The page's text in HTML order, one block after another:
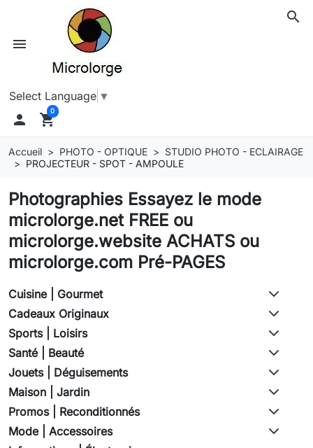
search
menu
Select Language ▼
 shopping_cart
0
Accueil PHOTO - OPTIQUE
STUDIO PHOTO - ECLAIRAGE
PROJECTEUR - SPOT - AMPOULE
Photographies Essayez le mode
microlorge.net FREE ou
microlorge.website ACHATS ou
microlorge.com Pré-PAGES
Cuisine | Gourmet
Cadeaux Originaux
Sports | Loisirs
Santé | Beauté
Jouets | Déguisements
Maison | Jardin
Promos | Reconditionnés
Mode | Accessoires